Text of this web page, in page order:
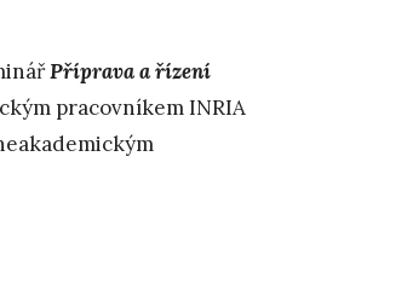
Příprava a řízení
pracovníkem INRIA